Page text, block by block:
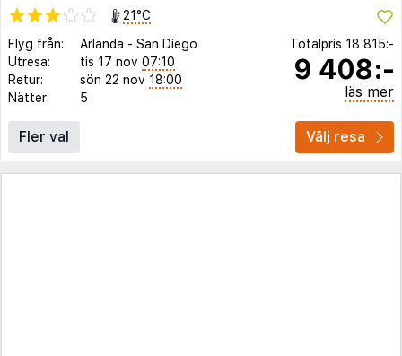
21°C
Flyg från:
Arlanda - San Diego
Utresa:
tis 17 nov 07:10
Retur:
sön 22 nov 18:00
Nätter:
5
Totalpris 18 815:-
9 408:-
läs mer
Fler val Välj resa